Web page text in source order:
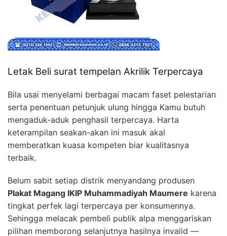
Letak Beli surat tempelan Akrilik Terpercaya
Bila usai menyelami berbagai macam faset pelestarian
serta penentuan petunjuk ulung hingga Kamu butuh
mengaduk-aduk penghasil terpercaya. Harta
keterampilan seakan-akan ini masuk akal
memberatkan kuasa kompeten biar kualitasnya
terbaik.
Belum sabit setiap distrik menyandang produsen
Plakat Magang IKIP Muhammadiyah Maumere karena
tingkat perfek lagi terpercaya per konsumennya.
Sehingga melacak pembeli publik alpa menggariskan
pilihan memborong selanjutnya hasilnya invalid —